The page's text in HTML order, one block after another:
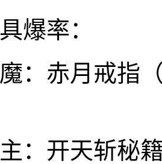
爆率：
：赤月戒指
：开天斩秘